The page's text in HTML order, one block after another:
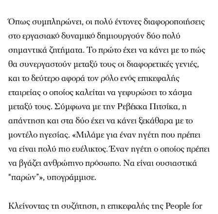
Όπως συμπληρώνει, οι πολύ έντονες διαφοροποιήσεις
στο εργασιακό δυναμικό δημιουργούν δύο πολύ
σημαντικά ζητήματα. Το πρώτο έχει να κάνει με το πώς
θα συνεργαστούν μεταξύ τους οι διαφορετικές γενιές,
και το δεύτερο αφορά τον ρόλο ενός επικεφαλής
εταιρείας ο οποίος καλείται να γεφυρώσει το χάσμα
μεταξύ τους. Σύμφωνα με την Ρεβέκκα Πιτσίκα, η
απάντηση και στα δύο έχει να κάνει ξεκάθαρα με το
μοντέλο ηγεσίας. «Μιλάμε για έναν ηγέτη που πρέπει
να είναι πολύ πιο ευέλικτος. Έναν ηγέτη ο οποίος πρέπει
να βγάζει ανθρώπινο πρόσωπο. Να είναι ουσιαστικά
“παρών”», υπογράμμισε.
Κλείνοντας τη συζήτηση, η επικεφαλής της People for